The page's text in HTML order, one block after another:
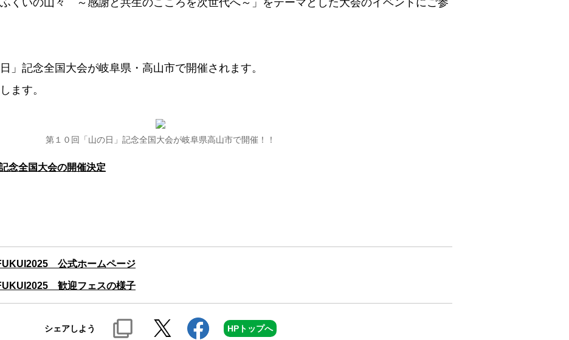
くいの山々 ～感謝と共生のこころを次世代へ～」をテーマとした大会のイベントにご参
」記念全国大会が岐阜県・高山市で開催されます。
ます。
第１０回「山の日」記念全国大会が岐阜県高山市で開催！！
念全国大会の開催決定
公式ホームページ
歓迎フェスの様子
シェアしよう HPトップへ